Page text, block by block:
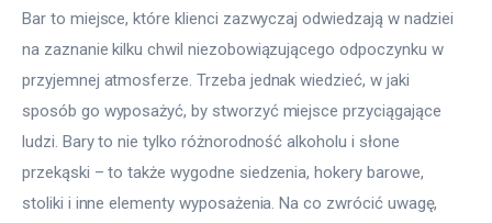
Łazienka
Salon
Sypialnia
Bar to miejsce, które klienci zazwyczaj odwiedzają w nadziei
na zaznanie kilku chwil niezobowiązującego odpoczynku w
przyjemnej atmosferze. Trzeba jednak wiedzieć, w jaki
sposób go wyposażyć, by stworzyć miejsce przyciągające
ludzi. Bary to nie tylko różnorodność alkoholu i słone
przekąski – to także wygodne siedzenia, hokery barowe,
stoliki i inne elementy wyposażenia. Na co zwrócić uwagę,